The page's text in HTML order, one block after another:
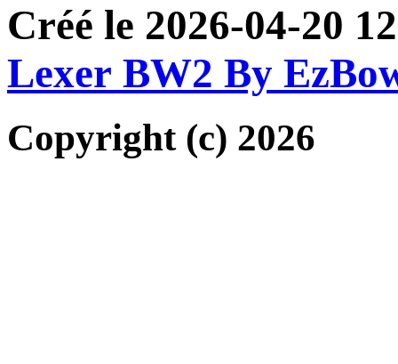
Créé le 2026-04-20
Lexer BW2 By
Copyright (c) 2026